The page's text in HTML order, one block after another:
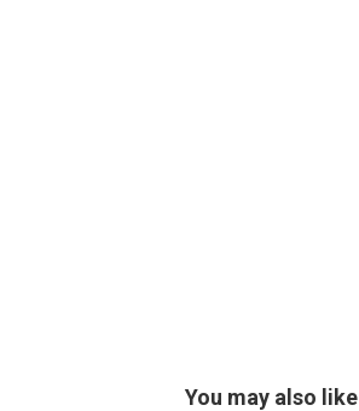
You may also like